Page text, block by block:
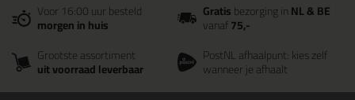
Voor 16:00 uur besteld
morgen in huis
Gratisbezorging inNL & BE
vanaf75,-
Grootste assortiment
uit voorraad leverbaar
PostNL afhaalpunt: kies zelf
wanneer je afhaalt